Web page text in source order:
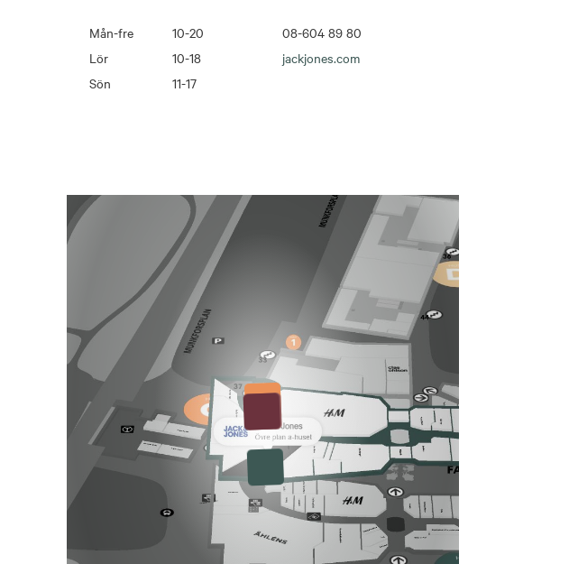
Mån-fre 10-20
08-604 89 80
Lör
10-18
jackjones.com
Sön
11-17